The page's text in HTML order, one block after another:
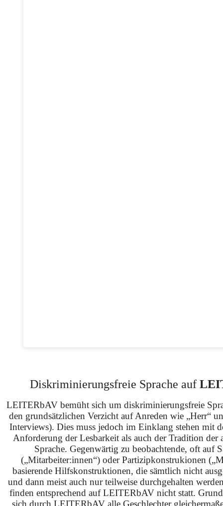
Diskriminierungsfreie Sprache auf
LEITERbAV bemüht sich um diskriminierungsfreie
den grundsätzlichen Verzicht auf Anreden wie „Herr“
Interviews). Dies muss jedoch im Einklang stehen mit
Anforderung der Lesbarkeit als auch der Tradition der
Sprache. Gegenwärtig zu beobachtende, oft auf
(„Mitarbeiter:innen“) oder Partizipkonstrukionen
basierende Hilfskonstruktionen, die sämtlich nicht
und dann meist auch nur teilweise durchgehalten
finden entsprechend auf LEITERbAV nicht statt.
sich durch LEITERbAV alle Geschlechter